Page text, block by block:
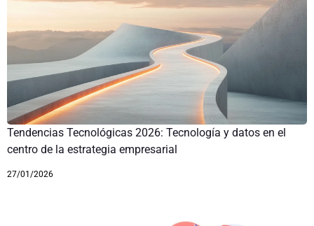
Tendencias Tecnológicas 2026: Tecnología y datos en el
centro de la estrategia empresarial
27/01/2026